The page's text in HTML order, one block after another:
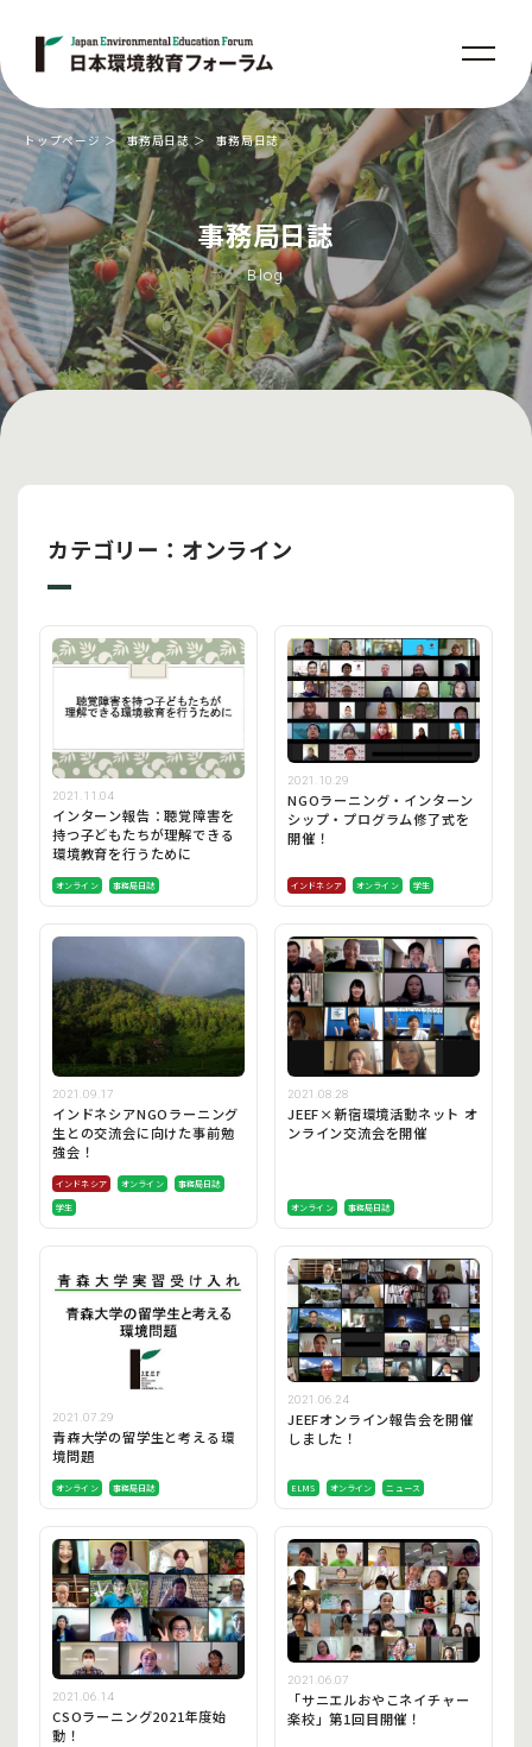
事務局日誌
Blog
トップページ 事務局日誌 事務局日誌
カテゴリー：オンライン
2021.11.04
インターン報告：聴覚障害を
持つ子どもたちが理解できる
環境教育を行うために
オンライン 事務局日誌
2021.10.29
NGOラーニング・インターン
シップ・プログラム修了式を
開催！
インドネシア オンライン 学生
2021.09.17
インドネシアNGOラーニング
生との交流会に向けた事前勉
強会！
インドネシア オンライン
事務局日誌
学生
2021.08.28
JEEF×新宿環境活動ネット オ
ンライン交流会を開催
オンライン 事務局日誌
2021.07.29
青森大学の留学生と考える環
境問題
オンライン 事務局日誌
2021.06.24
JEEFオンライン報告会を開催
しました！
ELMS オンライン ニュース
2021.06.14
CSOラーニング2021年度始
動！
2021.06.07
「サニエルおやこネイチャー
楽校」第1回目開催！